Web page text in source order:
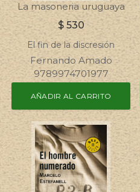
La masoneria uruguaya
$ 530
El fin de la discresión
Fernando Amado
9789974701977
AÑADIR AL CARRITO